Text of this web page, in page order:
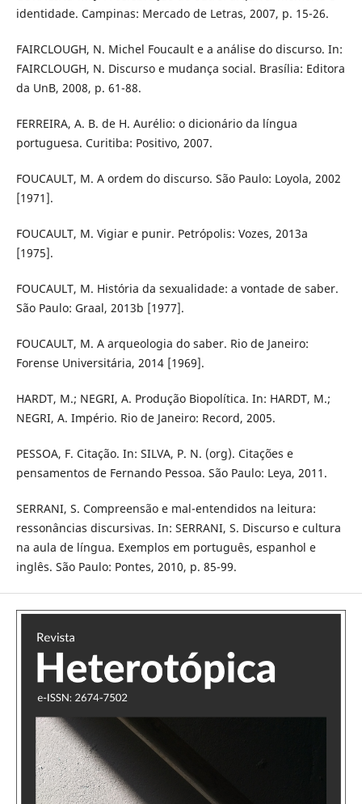
identidade. Campinas: Mercado de Letras, 2007, p. 15-26.
FAIRCLOUGH, N. Michel Foucault e a análise do discurso. In:
FAIRCLOUGH, N. Discurso e mudança social. Brasília: Editora
da UnB, 2008, p. 61-88.
FERREIRA, A. B. de H. Aurélio: o dicionário da língua
portuguesa. Curitiba: Positivo, 2007.
FOUCAULT, M. A ordem do discurso. São Paulo: Loyola, 2002
[1971].
FOUCAULT, M. Vigiar e punir. Petrópolis: Vozes, 2013a
[1975].
FOUCAULT, M. História da sexualidade: a vontade de saber.
São Paulo: Graal, 2013b [1977].
FOUCAULT, M. A arqueologia do saber. Rio de Janeiro:
Forense Universitária, 2014 [1969].
HARDT, M.; NEGRI, A. Produção Biopolítica. In: HARDT, M.;
NEGRI, A. Império. Rio de Janeiro: Record, 2005.
PESSOA, F. Citação. In: SILVA, P. N. (org). Citações e
pensamentos de Fernando Pessoa. São Paulo: Leya, 2011.
SERRANI, S. Compreensão e mal-entendidos na leitura:
ressonâncias discursivas. In: SERRANI, S. Discurso e cultura
na aula de língua. Exemplos em português, espanhol e
inglês. São Paulo: Pontes, 2010, p. 85-99.